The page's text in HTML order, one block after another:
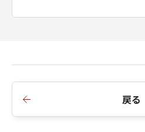
一の救済です。
より必要な認可等を得る
(1) 本契約は、お客様が「
戻る